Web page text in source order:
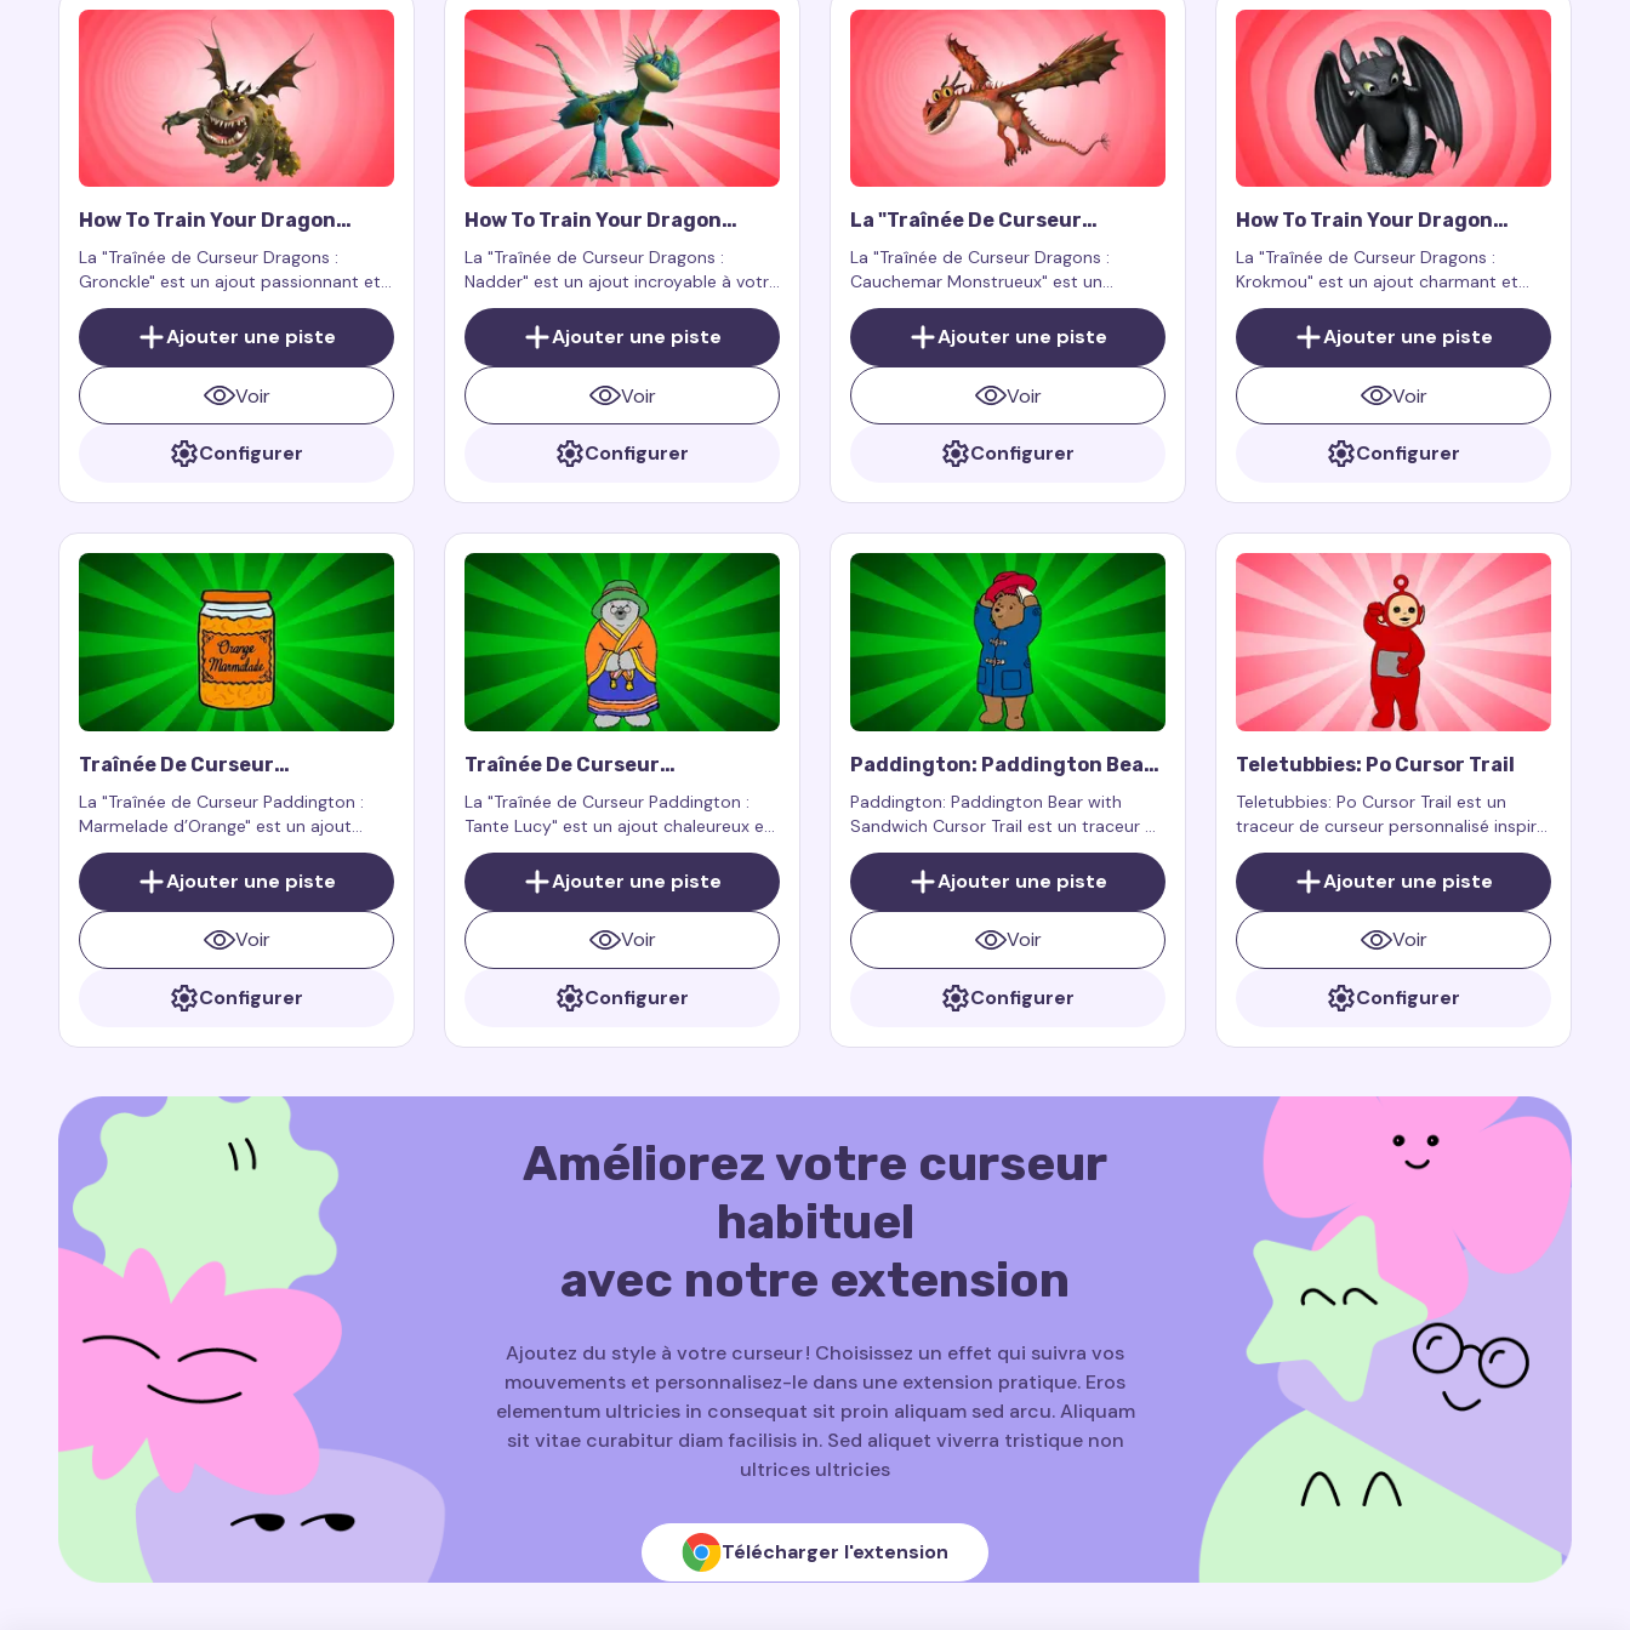
How To Train Your Dragon
Gronckle Cursor Trail
La "Traînée de Curseur Dragons :
Gronckle" est un ajout passionnant et
charmant à votre expérience
numérique. Ce complément pour
l'extension de navigateur Custom
Cursor Trail ou Cursor Trails for Chrome
fonctionne exclusivement sur les pages
web.
Ajouter une piste
Voir
Configurer
How To Train Your Dragon
Nadder Cursor Trail
La "Traînée de Curseur Dragons :
Nadder" est un ajout incroyable à votre
expérience numérique, apportant la
grandeur et la magie du monde des
dragons sur votre écran.
Ajouter une piste
Voir
Configurer
La "Traînée De Curseur
Dragons : Cauchemar
Monstrueux"
La "Traînée de Curseur Dragons :
Cauchemar Monstrueux" est un
complément pour l'extension de
navigateur Custom Cursor Trail ou
Cursor Trails for Chrome, conçu pour
fonctionner exclusivement sur les
pages web.
Ajouter une piste
Voir
Configurer
How To Train Your Dragon
Toothless Cursor Trail
La "Traînée de Curseur Dragons :
Krokmou" est un ajout charmant et
captivant à votre expérience
numérique, apportant magie, grâce et
aventures sur votre écran avec le
célèbre dragon Furie Nocturne.
Ajouter une piste
Voir
Configurer
Traînée De Curseur
Paddington : Marmelade
D’Orange
La "Traînée de Curseur Paddington :
Marmelade d’Orange" est un ajout
amusant et coloré à votre curseur
personnalisé, qui apporte une
ambiance chaleureuse et l’amour pour
la marmelade d’orange, tout comme
l’ours adoré Paddington.
Ajouter une piste
Voir
Configurer
Traînée De Curseur
Paddington : Tante Lucy
La "Traînée de Curseur Paddington :
Tante Lucy" est un ajout chaleureux et
touchant à votre curseur, apportant le
charme et la sagesse de Tante Lucy,
tirés des histoires de Paddington,
directement sur votre écran.
Ajouter une piste
Voir
Configurer
Paddington: Paddington Bear
With Sandwich Cursor Trail
Paddington: Paddington Bear with
Sandwich Cursor Trail est un traceur de
curseur personnalisé inspiré par le
célèbre personnage Paddington, l'ours
du Pérou des livres et films animés
Paddington
Ajouter une piste
Voir
Configurer
Teletubbies: Po Cursor Trail
Teletubbies: Po Cursor Trail est un
traceur de curseur personnalisé inspiré
par l'un des personnages bien-aimés
du programme pour enfants
Teletubbies — Po.
Ajouter une piste
Voir
Configurer
Améliorez votre curseur
habituel
avec notre extension
Ajoutez du style à votre curseur ! Choisissez un effet qui suivra vos
mouvements et personnalisez-le dans une extension pratique. Eros
elementum ultricies in consequat sit proin aliquam sed arcu. Aliquam
sit vitae curabitur diam facilisis in. Sed aliquet viverra tristique non
ultrices ultricies
Télécharger l'extension